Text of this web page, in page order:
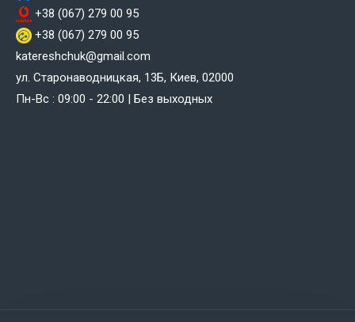
+38 (067) 279 00 95
+38 (067) 279 00 95
katereshchuk@gmail.com
ул. Старонаводницкая, 13Б, Киев, 02000
Пн-Вс : 09:00 - 22:00 | Без выходных